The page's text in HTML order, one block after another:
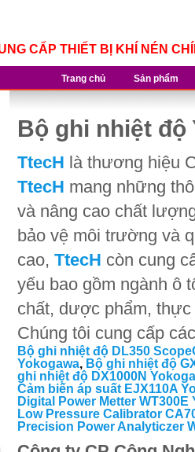
CẤP THIẾT BỊ KHÍ NÉN
Trang chủ Sản phẩm
Bộ ghi nhiệt độ
TtecH là thương hiệu
TtecH mang những
và nâng cao chất
bảo vệ môi trường và
cao, TtecH còn cung
yếu bao gồm ngành ô
chất, dược phẩm,
Chúng tôi cung cấp
Bộ ghi nhiệt độ DL350
Yokogawa, Bộ ghi nhiệt độ
ghi nhiệt độ DX1000N
Cảm biến áp suất EJX110A
Digital Power Metter WT300E
Low Pressure Calibrator
Precision Power Analyticzer